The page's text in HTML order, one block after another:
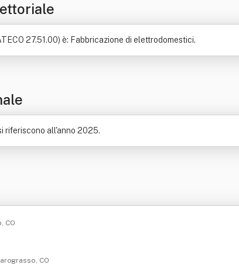
27.51.00) è: Fabbricazione di elettrodomestici.
riferiscono all'anno 2025.
CO
CO